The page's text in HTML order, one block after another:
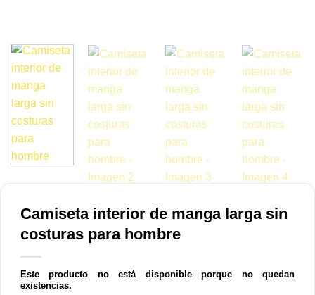
Camiseta interior de manga larga sin
costuras para hombre
Este producto no está disponible porque no quedan
existencias.